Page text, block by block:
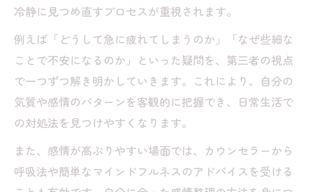
冷静に見つめ直すプロセスが重視されます。
例えば「どうして急に疲れてしまうのか」「なぜ些細な
ことで不安になるのか」といった疑問を、第三者の視点
で一つずつ解き明かしていきます。これにより、自分の
気質や感情のパターンを客観的に把握でき、日常生活で
の対処法を見つけやすくなります。
また、感情が高ぶりやすい場面では、カウンセラーから
呼吸法や簡単なマインドフルネスのアドバイスを受ける